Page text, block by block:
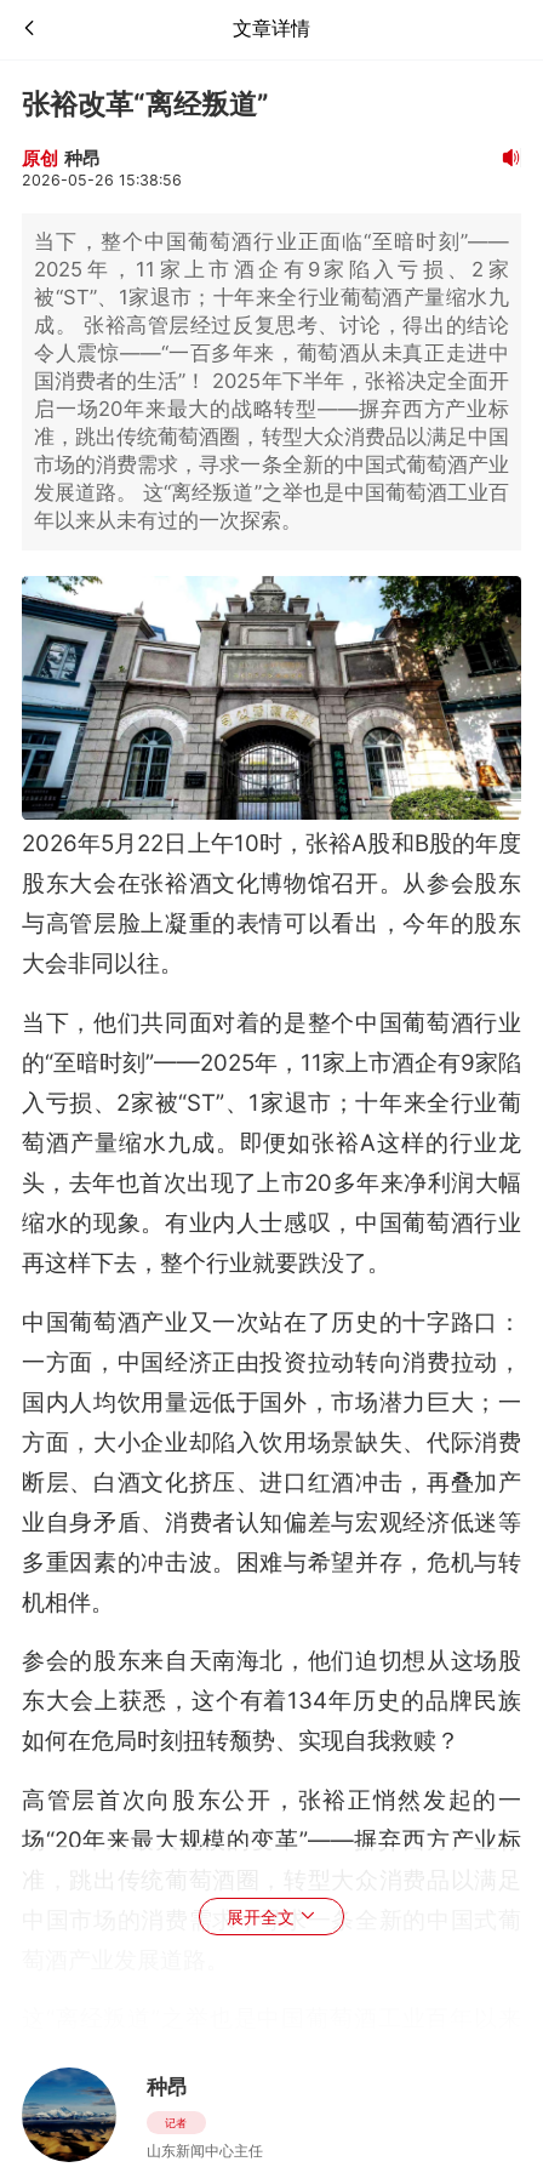
文章详情
张裕改革“离经叛道”
原创 种昂
2026-05-26 15:38:56
当下，整个中国葡萄酒行业正面临“至暗时刻”——
2025年，11家上市酒企有9家陷入亏损、2家
被“ST”、1家退市；十年来全行业葡萄酒产量缩水九
成。 张裕高管层经过反复思考、讨论，得出的结论
令人震惊——“一百多年来，葡萄酒从未真正走进中
国消费者的生活”！ 2025年下半年，张裕决定全面开
启一场20年来最大的战略转型——摒弃西方产业标
准，跳出传统葡萄酒圈，转型大众消费品以满足中国
市场的消费需求，寻求一条全新的中国式葡萄酒产业
发展道路。 这“离经叛道”之举也是中国葡萄酒工业百
年以来从未有过的一次探索。
2026年5月22日上午10时，张裕A股和B股的年度
股东大会在张裕酒文化博物馆召开。从参会股东
与高管层脸上凝重的表情可以看出，今年的股东
大会非同以往。
当下，他们共同面对着的是整个中国葡萄酒行业
的“至暗时刻”——2025年，11家上市酒企有9家陷
入亏损、2家被“ST”、1家退市；十年来全行业葡
萄酒产量缩水九成。即便如张裕A这样的行业龙
头，去年也首次出现了上市20多年来净利润大幅
缩水的现象。有业内人士感叹，中国葡萄酒行业
再这样下去，整个行业就要跌没了。
中国葡萄酒产业又一次站在了历史的十字路口：
一方面，中国经济正由投资拉动转向消费拉动，
国内人均饮用量远低于国外，市场潜力巨大；一
方面，大小企业却陷入饮用场景缺失、代际消费
断层、白酒文化挤压、进口红酒冲击，再叠加产
业自身矛盾、消费者认知偏差与宏观经济低迷等
多重因素的冲击波。困难与希望并存，危机与转
机相伴。
参会的股东来自天南海北，他们迫切想从这场股
东大会上获悉，这个有着134年历史的品牌民族
如何在危局时刻扭转颓势、实现自我救赎？
高管层首次向股东公开，张裕正悄然发起的一
场“20年来最大规模的变革”——摒弃西方产业标
中国市场的消费需求，寻求一条全新的中国式葡
“一百多年来，葡萄酒从未真正走进中国消费者的
生活”
展开全文
种昂
记者
山东新闻中心主任